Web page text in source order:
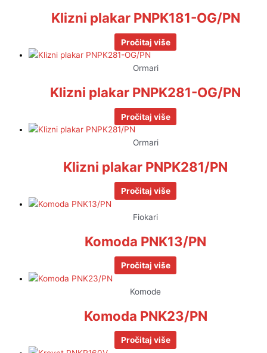
Klizni plakar PNPK181-OG/PN
Pročitaj više
Ormari
Klizni plakar PNPK281-OG/PN
Pročitaj više
Ormari
Klizni plakar PNPK281/PN
Pročitaj više
Fiokari
Komoda PNK13/PN
Pročitaj više
Komode
Komoda PNK23/PN
Pročitaj više